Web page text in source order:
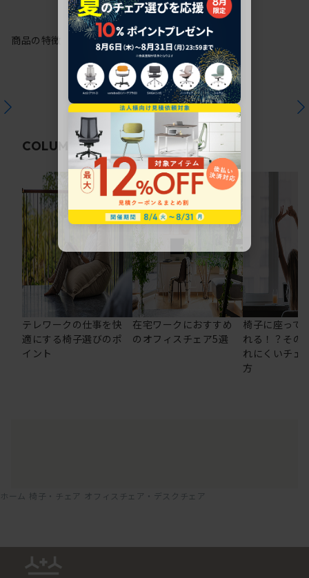
商品の特徴
COLUMN 関連コラム
テレワークの仕事を快
適にする椅子選びのポ
イント
在宅ワークにおすすめ
のオフィスチェア5選
椅子に座って
れる！？その
れにくいチェ
方
ホーム 椅子・チェア オフィスチェア・デスクチェア